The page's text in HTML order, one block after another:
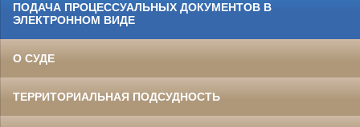
ПОДАЧА ПРОЦЕССУАЛЬНЫХ ДОКУМЕНТОВ В
ЭЛЕКТРОННОМ ВИДЕ
О СУДЕ
ТЕРРИТОРИАЛЬНАЯ ПОДСУДНОСТЬ